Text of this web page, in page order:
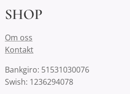
SHOP
Om oss
Kontakt
Bankgiro: 51531030076
Swish: 1236294078